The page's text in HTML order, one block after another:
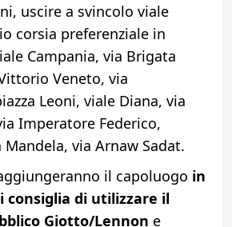
uscire a svincolo viale
corsia preferenziale in
Campania, via Brigata
Veneto, via
Leoni, viale Diana, via
Imperatore Federico,
Mandela, via Arnaw Sadat.
il capoluogo in
consiglia di utilizzare il
Giotto/Lennon e